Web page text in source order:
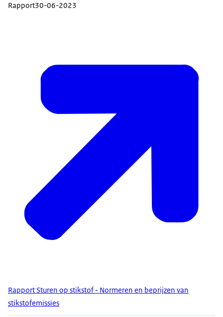
Rapport30-06-2023
Rapport Sturen op stikstof - Normeren en beprijzen van
stikstofemissies